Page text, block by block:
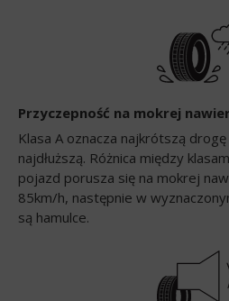
Przyczepność na mokrej
Klasa A oznacza najkrótszą
najdłuższą. Różnica między
pojazd porusza się na mokrej
85km/h, następnie w
są hamulce.